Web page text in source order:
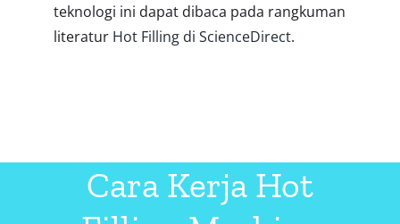
teknologi ini dapat dibaca pada rangkuman
literatur Hot Filling di ScienceDirect.
Cara Kerja Hot